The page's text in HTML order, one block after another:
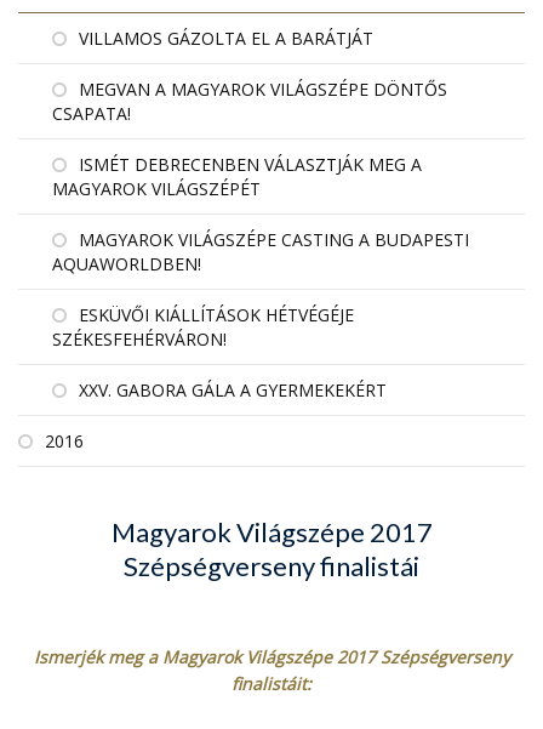
VILLAMOS GÁZOLTA EL A BARÁTJÁT
MEGVAN A MAGYAROK VILÁGSZÉPE DÖNTŐS
CSAPATA!
ISMÉT DEBRECENBEN VÁLASZTJÁK MEG A
MAGYAROK VILÁGSZÉPÉT
MAGYAROK VILÁGSZÉPE CASTING A BUDAPESTI
AQUAWORLDBEN!
ESKÜVŐI KIÁLLÍTÁSOK HÉTVÉGÉJE
SZÉKESFEHÉRVÁRON!
XXV. GABORA GÁLA A GYERMEKEKÉRT
2016
Magyarok Világszépe 2017
Szépségverseny finalistái
Ismerjék meg a Magyarok Világszépe 2017 Szépségverseny
finalistáit: